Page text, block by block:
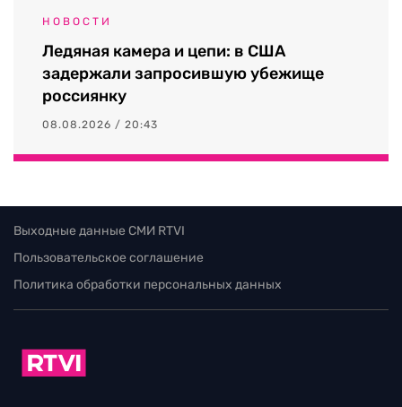
НОВОСТИ
Ледяная камера и цепи: в США
задержали запросившую убежище
россиянку
08.08.2026 / 20:43
Выходные данные СМИ RTVI
Пользовательское соглашение
Политика обработки персональных данных